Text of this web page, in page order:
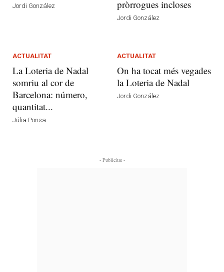
Jordi González
pròrrogues incloses
Jordi González
ACTUALITAT
La Loteria de Nadal
somriu al cor de
Barcelona: número,
quantitat...
Júlia Ponsa
ACTUALITAT
On ha tocat més vegades
la Loteria de Nadal
Jordi González
- Publicitat -